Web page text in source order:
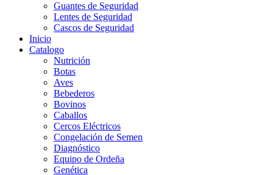
Guantes de Seguridad
Lentes de Seguridad
Cascos de Seguridad
Inicio
Catalogo
Nutrición
Botas
Aves
Bebederos
Bovinos
Caballos
Cercos Eléctricos
Congelación de Semen
Diagnóstico
Equipo de Ordeña
Genética